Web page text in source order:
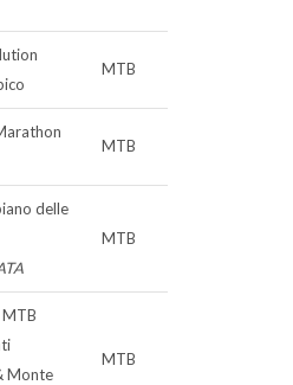
MTB
MTB
delle
MTB
Monte
MTB